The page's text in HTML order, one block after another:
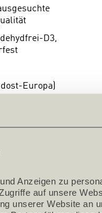
Anzeigen zu
auf unsere
unserer Website an
D3,
Europa)